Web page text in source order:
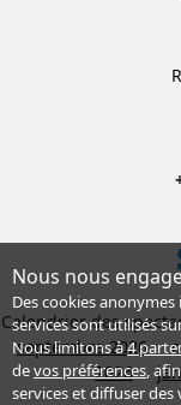
Calendrier des
septembre 2026
2026
Nous nous
Des cookies
services sont utilisés
Nous limitons à4
devos préférences,
services et diffuser des